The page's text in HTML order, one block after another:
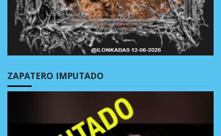
ZAPATERO IMPUTADO